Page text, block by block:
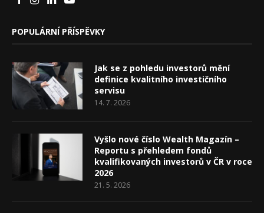
POPULÁRNÍ PŘÍSPĚVKY
Jak se z pohledu investorů mění
definice kvalitního investičního
servisu
14. 7. 2026
Vyšlo nové číslo Wealth Magazín –
Reportu s přehledem fondů
kvalifikovaných investorů v ČR v roce
2026
21. 5. 2026